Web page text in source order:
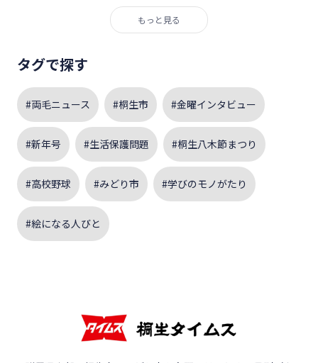
もっと見る
タグで探す
#両毛ニュース #桐生市 #金曜インタビュー
#新年号 #生活保護問題 #桐生八木節まつり
#高校野球 #みどり市 #学びのモノがたり
#絵になる人びと